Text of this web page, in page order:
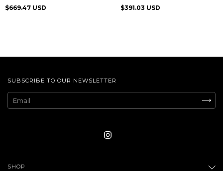
Laminado
$669.47 USD
M3X Edition
$391.03 USD
SUBSCRIBE TO OUR NEWSLETTER
SHOP